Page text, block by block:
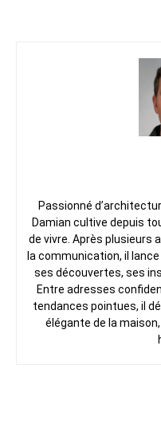
Passionné
Damian cultive depuis
de vivre. Après plusieurs
la communication, il
ses découvertes, ses
Entre adresses
tendances pointues, il
élégante de la